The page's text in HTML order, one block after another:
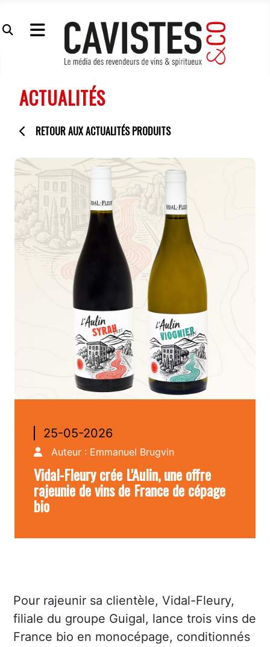
ACTUALITÉS
RETOUR AUX ACTUALITÉS PRODUITS
Auteur : Emmanuel Brugvin
25-05-2026
Vidal-Fleury crée L'Aulin, une offre
rajeunie de vins de France de cépage
bio
Pour rajeunir sa clientèle, Vidal-Fleury,
filiale du groupe Guigal, lance trois vins de
France bio en monocépage, conditionnés